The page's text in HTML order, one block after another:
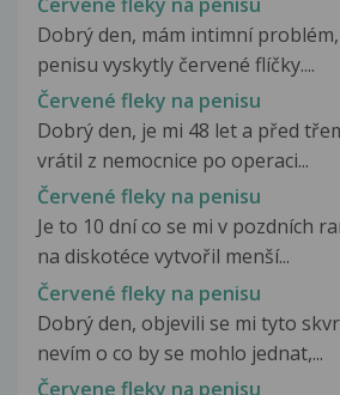
Dobrý den, mám intimní
penisu vyskytly červené flíčky....
Červené fleky na penisu
Dobrý den, je mi 48 let a před
vrátil z nemocnice po operaci...
Červené fleky na penisu
Je to 10 dní co se mi v pozdních
na diskotéce vytvořil menší...
Červené fleky na penisu
Dobrý den, objevili se mi tyto
nevím o co by se mohlo jednat,...
Červene fleky na penisu